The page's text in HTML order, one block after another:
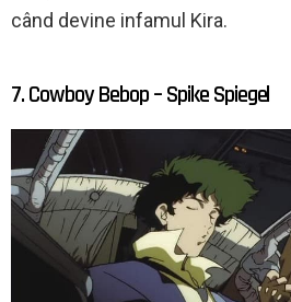
când devine infamul Kira.
7. Cowboy Bebop – Spike Spiegel